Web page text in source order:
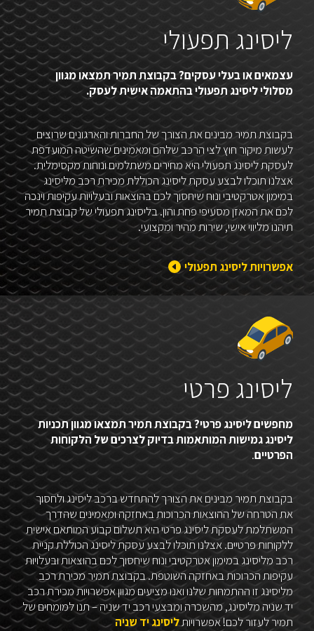
ליסינג תפעולי
עצמאים או בעלי עסקים? בקבוצת תמיר תמצאו מגוון
מסלולי ליסינג תפעולי בהתאמה אישית לעסק.
בקבוצת תמיר מבינים את הצורך של החברות והארגונים שרוצים
לעשות מיקור חוץ לצי הרכב שלהם ומאמינים שהשיטה המועדפת
לעסקת ליסינג תפעולי היא מחירים משתלמים ונוחות מקסימלית.
אצלנו תוכלו לבצע עסקת ליסינג הכוללת מכירת רכב מליסינג
במימון אטרקטיבי ונוח שיחסוך לכם בהוצאות ובעלויות עקיפות וינכה
לכם את המאזן מסעיפי פחת והון. בליסינג תפעולי של קבוצת תמיר
תיהנו מליווי אישי, שירות מהיר ומקצועי.
אפשרויות ליסינג תפעולי
ליסינג פרטי
מחפשים ליסינג פרטי? בקבוצת תמיר תמצאו מגוון תכניות
ליסינג גמישות המותאמות בדיוק לצרכים של הלקוחות
הפרטיים.
בקבוצת תמיר מבינים את הצורך להתחדש ברכב ליסינג ולחסוך
את הטרחה של ההוצאות הכרוכות באחזקה ומאמינים שהדרך
המשתלמת לעסקת ליסינג פרטי היא תשלום קבוע המותאם אישית
ללקוחות פרטיים. אצלנו תוכלו לבצע עסקת ליסינג הכוללת קניית
רכב מליסינג במימון אטרקטיבי ונוח שיחסוך לכם בהוצאות ובעלויות
עקיפות הכרוכות באחזקה השוטפת. בקבוצת תמיר מכירת רכב
מליסינג זו ההתמחות שלנו ואנו מציעים מגוון אפשרויות מכירת רכב
יד שניה מליסינג, מהשכרה ומבצעי רכב יד שניה – תנו למומחים של
תמיר לעזור לכם! אפשרויותליסינג יד שניה